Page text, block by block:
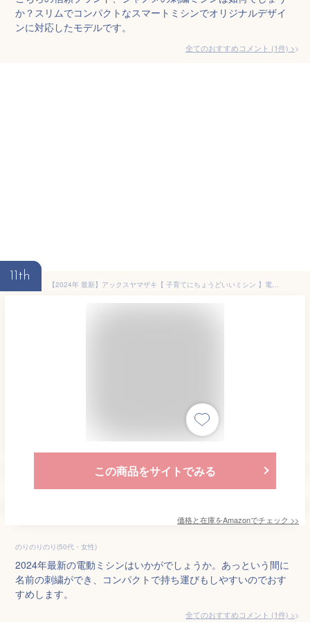
か？スリムでコンパクトなスマートミシンでオリジナルデザイ
ンに対応したモデルです。
全てのおすすめコメント (1件) >
11th
【2024年 最新】アックスヤマザキ【 子育てにちょうどいいミシン 】電動 ミシン 老舗日本ブランド シンプル コンパクト 小型 初心者 子育て 電子 電動 (1. スタンダードモデル, A. 本体のみ)
この商品をサイトでみる
価格と在庫をAmazonでチェック >>
のりのりのり(50代・女性)
2024年最新の電動ミシンはいかがでしょうか。あっという間に
名前の刺繍ができ、コンパクトで持ち運びもしやすいのでおす
すめします。
全てのおすすめコメント (1件) >